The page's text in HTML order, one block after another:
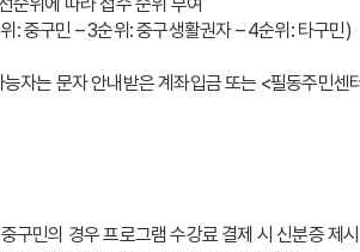
위: 중구민 – 3순위: 중구생활권자 – 4순위: 타구민)
자는 문자 안내받은 계좌입금 또는 <필동주민
구민의 경우 프로그램 수강료 결제 시 신분증 제시